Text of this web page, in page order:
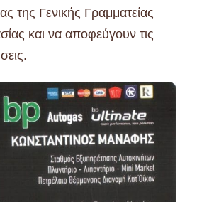
της Γενικής Γραμματείας
και να αποφεύγουν τις